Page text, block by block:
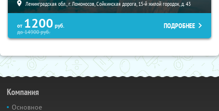
Ленинградская обл., г. Ломоносов, Сойкинская дорога, 15-й жилой городок, д. 43
от 1200 руб.
до14900руб.
ПОДРОБНЕЕ
Компания
Основное